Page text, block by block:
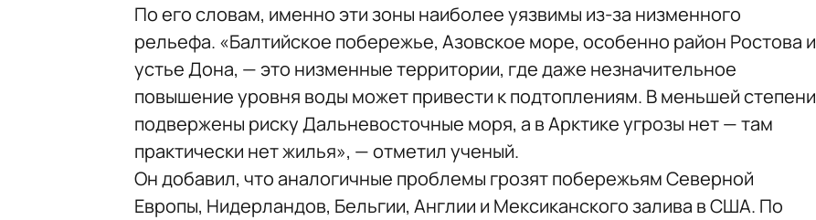
По его словам, именно эти зоны наиболее уязвимы из-за низменного
рельефа. «Балтийское побережье, Азовское море, особенно район Ростова и
устье Дона, — это низменные территории, где даже незначительное
повышение уровня воды может привести к подтоплениям. В меньшей степени
подвержены риску Дальневосточные моря, а в Арктике угрозы нет — там
практически нет жилья», — отметил ученый.
Он добавил, что аналогичные проблемы грозят побережьям Северной
Европы, Нидерландов, Бельгии, Англии и Мексиканского залива в США. По